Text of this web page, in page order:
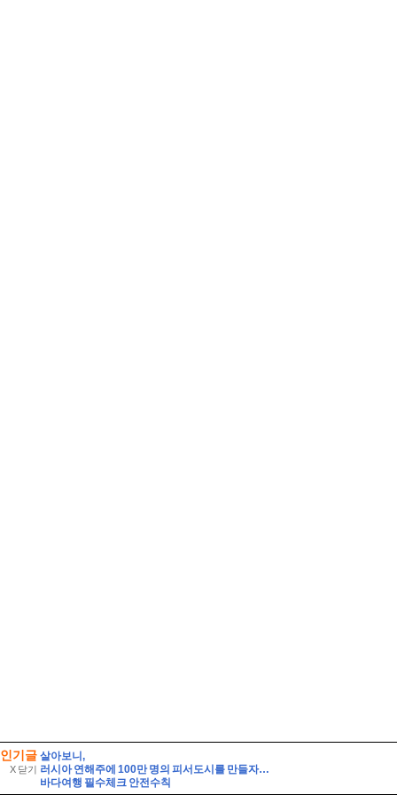
인기글
X 닫기
살아보니,
러시아 연해주에 100만 명의 피서도시를 만들자는 제안
바다여행 필수체크 안전수칙